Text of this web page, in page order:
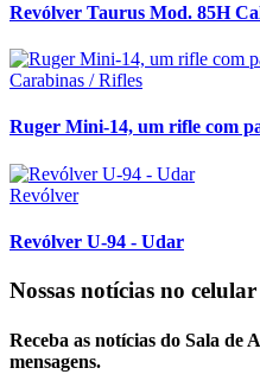
Revólver Taurus Mod. 85H
Carabinas / Rifles
Ruger Mini-14, um rifle com
Revólver
Revólver U-94 - Udar
Nossas notícias no celular
Receba as notícias do Sala de
mensagens.